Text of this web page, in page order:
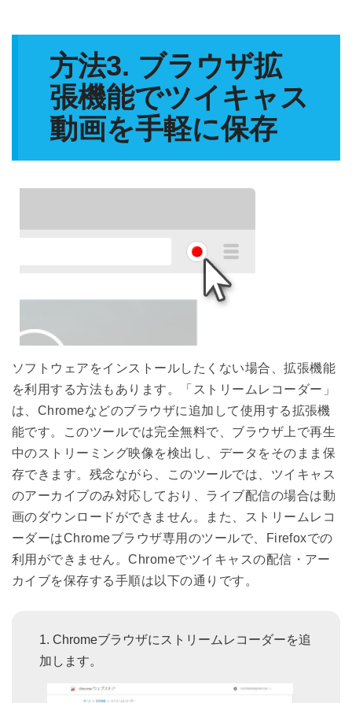
方法3. ブラウザ拡
張機能でツイキャス
動画を手軽に保存
ソフトウェアをインストールしたくない場合、拡張機能
を利用する方法もあります。「ストリームレコーダー」
は、Chromeなどのブラウザに追加して使用する拡張機
能です。このツールでは完全無料で、ブラウザ上で再生
中のストリーミング映像を検出し、データをそのまま保
存できます。残念ながら、このツールでは、ツイキャス
のアーカイブのみ対応しており、ライブ配信の場合は動
画のダウンロードができません。また、ストリームレコ
ーダーはChromeブラウザ専用のツールで、Firefoxでの
利用ができません。Chromeでツイキャスの配信・アー
カイブを保存する手順は以下の通りです。
Chromeブラウザにストリームレコーダーを追
加します。